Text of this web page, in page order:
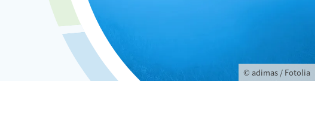
© adimas / Fotolia